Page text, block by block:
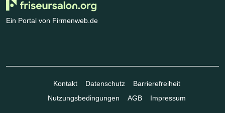
Ein Portal von Firmenweb.de
Kontakt Datenschutz
Barrierefreiheit
Nutzungsbedingungen
AGB Impressum